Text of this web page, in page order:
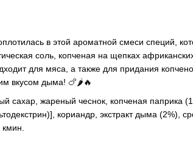
в этой ароматной смеси специй,
соль, копченая на щепках
для мяса, а также для придания
вкусом дыма! 🍗🌶️🔥
сахар, жареный чеснок, копченая паприка
кориандр, экстракт дыма (2%),